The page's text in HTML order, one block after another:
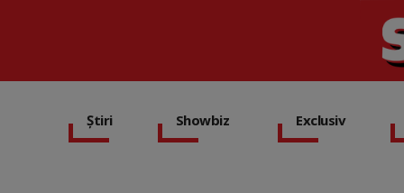
Știri Showbiz Exclusiv